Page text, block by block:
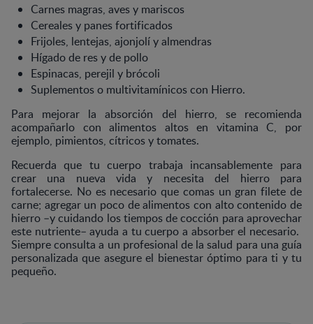
Carnes magras, aves y mariscos
Cereales y panes fortificados
Frijoles, lentejas, ajonjolí y almendras
Hígado de res y de pollo
Espinacas, perejil y brócoli
Suplementos o multivitamínicos con Hierro.
Para mejorar la absorción del hierro, se recomienda
acompañarlo con alimentos altos en vitamina C, por
ejemplo, pimientos, cítricos y tomates.
Recuerda que tu cuerpo trabaja incansablemente para
crear una nueva vida y necesita del hierro para
fortalecerse. No es necesario que comas un gran filete de
carne; agregar un poco de alimentos con alto contenido de
hierro –y cuidando los tiempos de cocción para aprovechar
este nutriente– ayuda a tu cuerpo a absorber el necesario.
Siempre consulta a un profesional de la salud para una guía
personalizada que asegure el bienestar óptimo para ti y tu
pequeño.